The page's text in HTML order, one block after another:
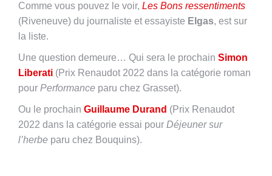
Comme vous pouvez le voir, Les Bons ressentiments
(Riveneuve) du journaliste et essayiste Elgas, est sur
la liste.
Une question demeure… Qui sera le prochain Simon
Liberati (Prix Renaudot 2022 dans la catégorie roman
pour Performance paru chez Grasset).
Ou le prochain Guillaume Durand (Prix Renaudot
2022 dans la catégorie essai pour Déjeuner sur
l’herbe paru chez Bouquins).